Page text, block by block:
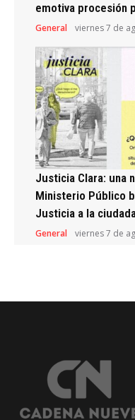
emotiva procesión
General viernes 7 de
Justicia Clara: una
Ministerio Público
Justicia a la
General viernes 7 de